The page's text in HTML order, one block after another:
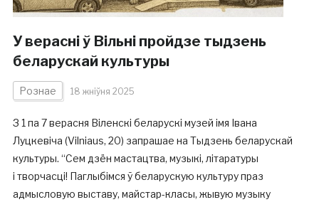
У верасні ў Вільні пройдзе тыдзень
беларускай культуры
Рознае 18 жніўня 2025
З 1 па 7 верасня Віленскі беларускі музей імя Івана
Луцкевіча (Vilniaus, 20) запрашае на Тыдзень беларускай
культуры. “Сем дзён мастацтва, музыкі, літаратуры
і творчасці! Паглыбімся ў беларускую культуру праз
адмысловую выставу, майстар-класы, жывую музыку